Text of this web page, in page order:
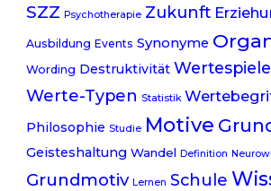
SZZ Psychotherapie Zukunft
Ausbildung Events Synonyme
Wording Destruktivität Wertespiele
Werte-Typen Statistik
Philosophie Studie Motive
Geisteshaltung Wandel Definition
Grundmotiv Lernen Schule